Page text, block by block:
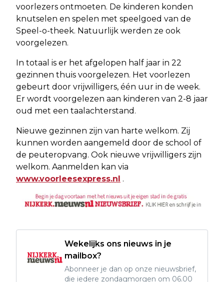
voorlezers ontmoeten. De kinderen konden
knutselen en spelen met speelgoed van de
Speel-o-theek. Natuurlijk werden ze ook
voorgelezen.
In totaal is er het afgelopen half jaar in 22
gezinnen thuis voorgelezen. Het voorlezen
gebeurt door vrijwilligers, één uur in de week.
Er wordt voorgelezen aan kinderen van 2-8 jaar
oud met een taalachterstand.
Nieuwe gezinnen zijn van harte welkom. Zij
kunnen worden aangemeld door de school of
de peuteropvang. Ook nieuwe vrijwilligers zijn
welkom. Aanmelden kan via
www.voorleesexpress.nl .
Wekelijks ons nieuws in je
mailbox?
Abonneer je dan op onze nieuwsbrief,
die iedere zondagmorgen om 06.00